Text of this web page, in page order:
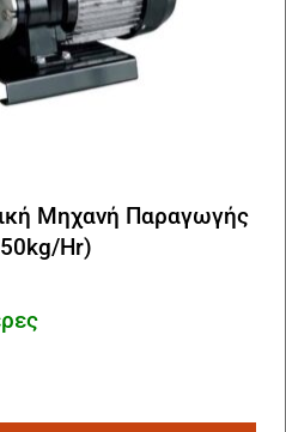
Μηχανή Παραγωγής
Hr)